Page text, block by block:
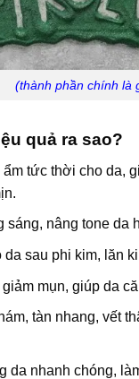
(thành phần chính là
quả ra sao?
tức thời cho da,
sáng, nâng tone da
da sau phi kim, lăn
mụn, giúp da
tàn nhang, vết
da nhanh chóng,